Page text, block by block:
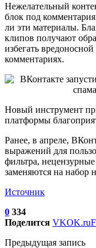
Нежелательный
блок под
ли эти материалы.
клипов получают
избегать
комментариях.
Новый инструмент
платформы
Ранее, в апреле,
выражений для
фильтра,
заменяются на набор
Источник
0 334
Поделится VKOK.ru
Предыдущая запись